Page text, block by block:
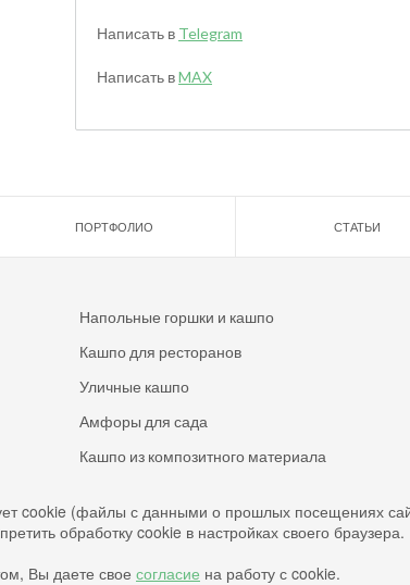
Написать в Telegram
Написать вMAX
ПОРТФОЛИО СТАТЬИ
Напольные горшки и кашпо
Кашпо для ресторанов
Уличные кашпо
Амфоры для сада
Кашпо из композитного материала
данных
cookie (файлы с данными о прошлых посещениях
обработку cookie в настройках своего браузера.
Вы даете свое согласие на работу с cookie.